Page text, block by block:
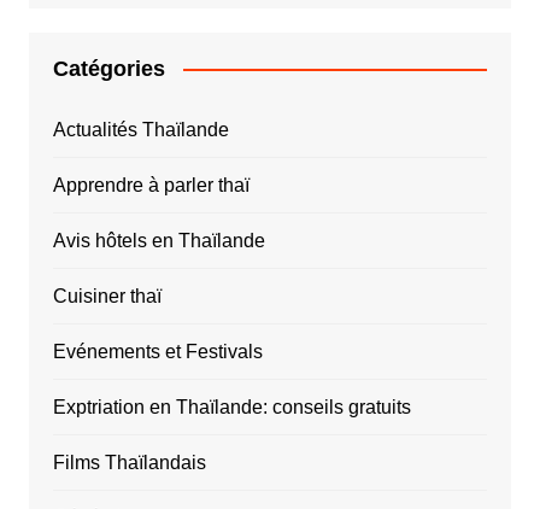
Catégories
Actualités Thaïlande
Apprendre à parler thaï
Avis hôtels en Thaïlande
Cuisiner thaï
Evénements et Festivals
Exptriation en Thaïlande: conseils gratuits
Films Thaïlandais